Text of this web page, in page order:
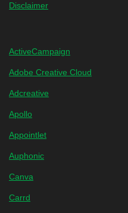
Disclaimer
ActiveCampaign
Adobe Creative Cloud
Adcreative
Apollo
Appointlet
Auphonic
Canva
Carrd